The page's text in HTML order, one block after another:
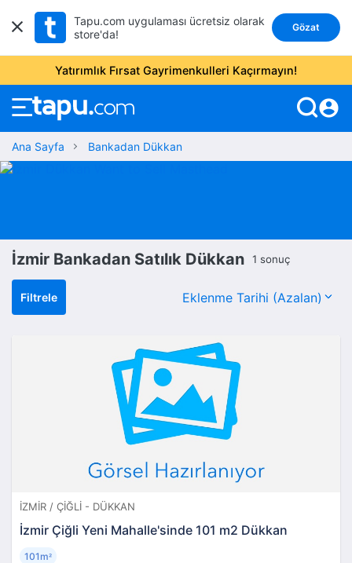
Tapu.com uygulaması ücretsiz olarak
store'da!
Gözat
Yatırımlık Fırsat Gayrimenkulleri Kaçırmayın!
account_circle
Ana Sayfa Bankadan Dükkan
İzmir Bankadan Satılık Dükkan 1 sonuç
Filtrele
İZMIR / ÇIĞLI - DÜKKAN
İzmir Çiğli Yeni Mahalle'sinde 101 m2 Dükkan
101m²